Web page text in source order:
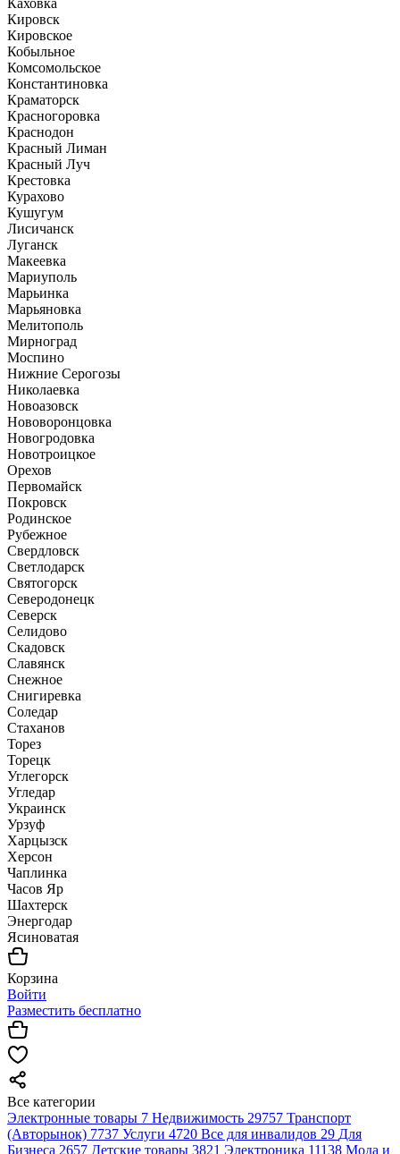
Каховка
Кировск
Кировское
Кобыльное
Комсомольское
Константиновка
Краматорск
Красногоровка
Краснодон
Красный Лиман
Красный Луч
Крестовка
Курахово
Кушугум
Лисичанск
Луганск
Макеевка
Мариуполь
Марьинка
Марьяновка
Мелитополь
Мирноград
Моспино
Нижние Серогозы
Николаевка
Новоазовск
Нововоронцовка
Новогродовка
Новотроицкое
Орехов
Первомайск
Покровск
Родинское
Рубежное
Свердловск
Светлодарск
Святогорск
Северодонецк
Северск
Селидово
Скадовск
Славянск
Снежное
Снигиревка
Соледар
Стаханов
Торез
Торецк
Углегорск
Угледар
Украинск
Урзуф
Харцызск
Херсон
Чаплинка
Часов Яр
Шахтерск
Энергодар
Ясиноватая
Корзина
Войти
Разместить бесплатно
Все категории
Электронные товары 7 Недвижимость 29757 Транспорт
(Авторынок) 7737 Услуги 4720 Все для инвалидов 29 Для
Бизнеса 2657 Детские товары 3821 Электроника 11138 Мода и